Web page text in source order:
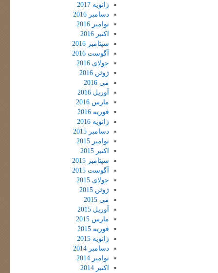
ژانویه 2017
دسامبر 2016
نوامبر 2016
اکتبر 2016
سپتامبر 2016
آگوست 2016
جولای 2016
ژوئن 2016
می 2016
آوریل 2016
مارس 2016
فوریه 2016
ژانویه 2016
دسامبر 2015
نوامبر 2015
اکتبر 2015
سپتامبر 2015
آگوست 2015
جولای 2015
ژوئن 2015
می 2015
آوریل 2015
مارس 2015
فوریه 2015
ژانویه 2015
دسامبر 2014
نوامبر 2014
اکتبر 2014